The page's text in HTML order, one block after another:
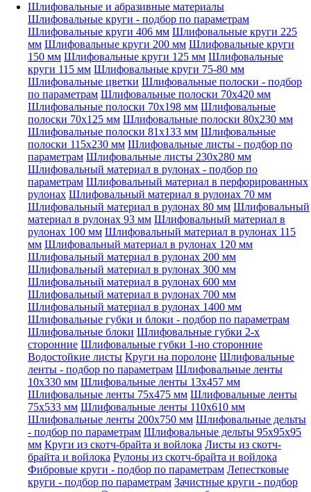
Шлифовальные и абразивные материалы
Шлифовальные круги - подбор по параметрам
Шлифовальные круги 406 мм Шлифовальные круги 225
мм Шлифовальные круги 200 мм Шлифовальные круги
150 мм Шлифовальные круги 125 мм Шлифовальные
круги 115 мм Шлифовальные круги 75-80 мм
Шлифовальные цветки Шлифовальные полоски - подбор
по параметрам Шлифовальные полоски 70x420 мм
Шлифовальные полоски 70x198 мм Шлифовальные
полоски 70x125 мм Шлифовальные полоски 80x230 мм
Шлифовальные полоски 81x133 мм Шлифовальные
полоски 115x230 мм Шлифовальные листы - подбор по
параметрам Шлифовальные листы 230x280 мм
Шлифовальный материал в рулонах - подбор по
параметрам Шлифовальный материал в перфорированных
рулонах Шлифовальный материал в рулонах 70 мм
Шлифовальный материал в рулонах 80 мм Шлифовальный
материал в рулонах 93 мм Шлифовальный материал в
рулонах 100 мм Шлифовальный материал в рулонах 115
мм Шлифовальный материал в рулонах 120 мм
Шлифовальный материал в рулонах 200 мм
Шлифовальный материал в рулонах 300 мм
Шлифовальный материал в рулонах 600 мм
Шлифовальный материал в рулонах 700 мм
Шлифовальный материал в рулонах 1400 мм
Шлифовальные губки и блоки - подбор по параметрам
Шлифовальные блоки Шлифовальные губки 2-х
сторонние Шлифовальные губки 1-но сторонние
Водостойкие листы Круги на поролоне Шлифовальные
ленты - подбор по параметрам Шлифовальные ленты
10x330 мм Шлифовальные ленты 13x457 мм
Шлифовальные ленты 75x475 мм Шлифовальные ленты
75x533 мм Шлифовальные ленты 110x610 мм
Шлифовальные ленты 200x750 мм Шлифовальные дельты
- подбор по параметрам Шлифовальные дельты 95x95x95
мм Круги из скотч-брайта и войлока Листы из скотч-
брайта и войлока Рулоны из скотч-брайта и войлока
Фибровые круги - подбор по параметрам Лепестковые
круги - подбор по параметрам Зачистные круги - подбор